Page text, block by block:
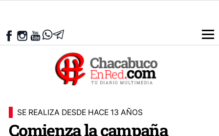
SE REALIZA DESDE HACE 13 AÑOS
Comienza la campaña